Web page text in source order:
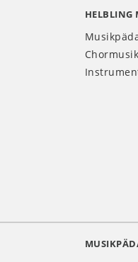
HELBLING
Chormusik